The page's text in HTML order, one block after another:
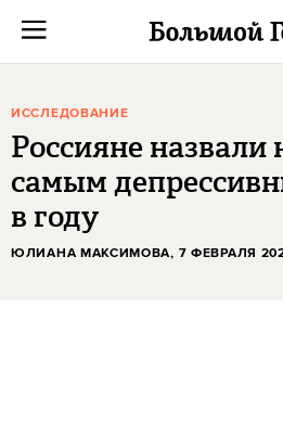
ИССЛЕДОВАНИЕ
Россияне назвали
самым
в году
ЮЛИАНА МАКСИМОВА, 7 ФЕВРАЛЯ